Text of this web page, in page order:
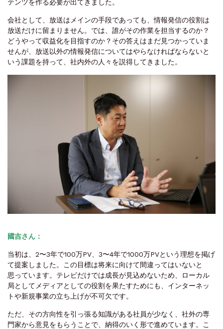
テンツを作る必要が出てきました。
会社として、放送はメインの手段であっても、情報発信の役割は
放送だけに留まりません。では、誰がその作業を担当するのか？
どうやって収益化を目指すのか？その答えはまだ見つかっていま
せんが、放送以外の情報発信についてはやらなければならないと
いう課題を持って、社内外の人々を説得してきました。
國吉さん：
当初は、2〜3年で100万PV、3〜4年で1000万PVという理想を掲げ
て提案しました。この目標は将来に向けて間違ってはいないと
思っています。テレビだけでは成長が見込めないため、ローカル
局としてメディアとしての役割を果たすためにも、インターネッ
トや新規事業の立ち上げが不可欠です。
ただ、その方向性を引っ張る知識がある社員が少なく、社外の専
門家から意見をもらうことで、納得のいく形で進めています。こ